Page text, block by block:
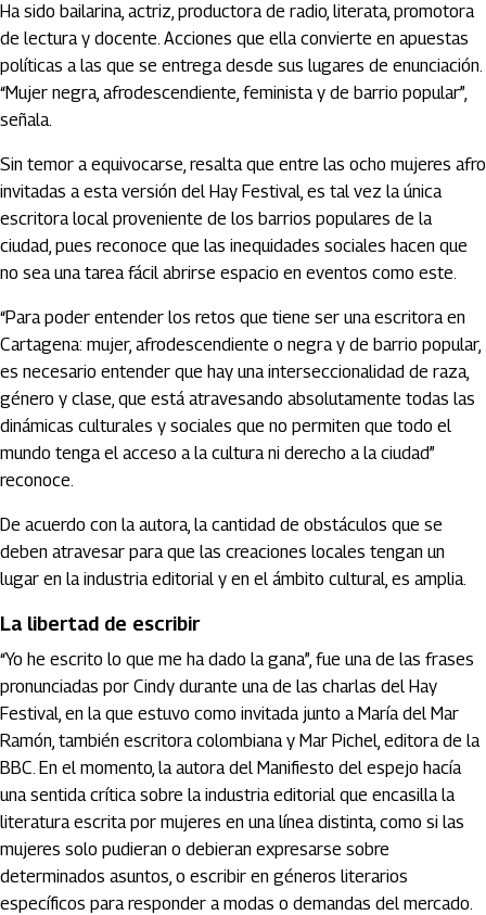
Ha sido bailarina, actriz, productora de radio, literata, promotora
de lectura y docente. Acciones que ella convierte en apuestas
políticas a las que se entrega desde sus lugares de enunciación.
“Mujer negra, afrodescendiente, feminista y de barrio popular”,
señala.
Sin temor a equivocarse, resalta que entre las ocho mujeres afro
invitadas a esta versión del Hay Festival, es tal vez la única
escritora local proveniente de los barrios populares de la
ciudad, pues reconoce que las inequidades sociales hacen que
no sea una tarea fácil abrirse espacio en eventos como este.
“Para poder entender los retos que tiene ser una escritora en
Cartagena: mujer, afrodescendiente o negra y de barrio popular,
es necesario entender que hay una interseccionalidad de raza,
género y clase, que está atravesando absolutamente todas las
dinámicas culturales y sociales que no permiten que todo el
mundo tenga el acceso a la cultura ni derecho a la ciudad”
reconoce.
De acuerdo con la autora, la cantidad de obstáculos que se
deben atravesar para que las creaciones locales tengan un
lugar en la industria editorial y en el ámbito cultural, es amplia.
La libertad de escribir
“Yo he escrito lo que me ha dado la gana”, fue una de las frases
pronunciadas por Cindy durante una de las charlas del Hay
Festival, en la que estuvo como invitada junto a María del Mar
Ramón, también escritora colombiana y Mar Pichel, editora de la
BBC. En el momento, la autora del Manifiesto del espejo hacía
una sentida crítica sobre la industria editorial que encasilla la
literatura escrita por mujeres en una línea distinta, como si las
mujeres solo pudieran o debieran expresarse sobre
determinados asuntos, o escribir en géneros literarios
específicos para responder a modas o demandas del mercado.